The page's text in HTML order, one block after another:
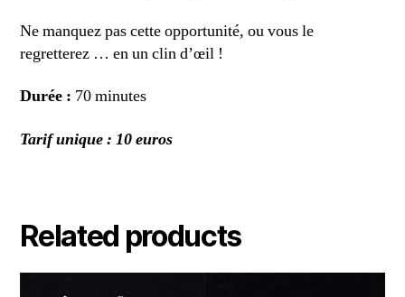
Ne manquez pas cette opportunité, ou vous le
regretterez … en un clin d’œil !
Durée : 70 minutes
Tarif unique : 10 euros
Related products